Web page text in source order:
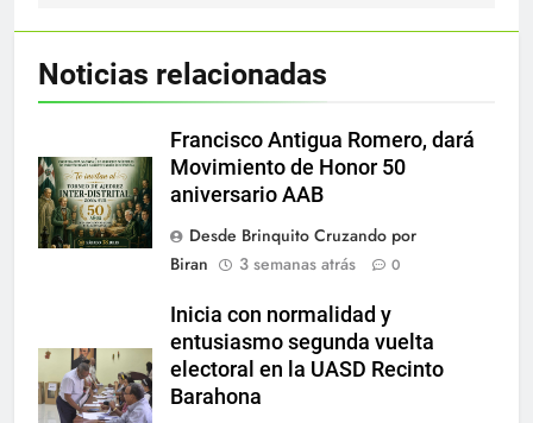
Noticias relacionadas
Francisco Antigua Romero, dará
Movimiento de Honor 50
aniversario AAB
Desde Brinquito Cruzando por
Biran
3 semanas atrás 0
Inicia con normalidad y
entusiasmo segunda vuelta
electoral en la UASD Recinto
Barahona